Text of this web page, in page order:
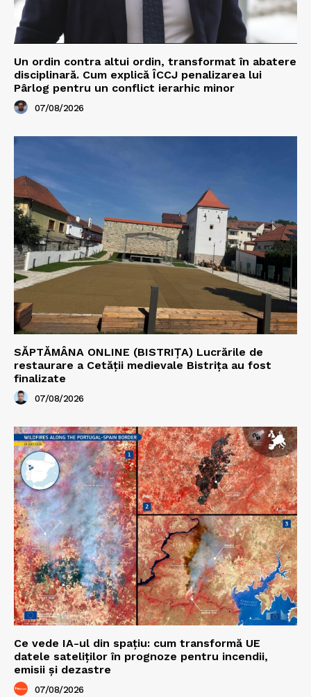
Un ordin contra altui ordin, transformat în abatere
disciplinară. Cum explică ÎCCJ penalizarea lui
Pârlog pentru un conflict ierarhic minor
07/08/2026
SĂPTĂMÂNA ONLINE (BISTRIȚA) Lucrările de
restaurare a Cetăţii medievale Bistriţa au fost
finalizate
07/08/2026
Ce vede IA-ul din spațiu: cum transformă UE
datele sateliților în prognoze pentru incendii,
emisii și dezastre
07/08/2026